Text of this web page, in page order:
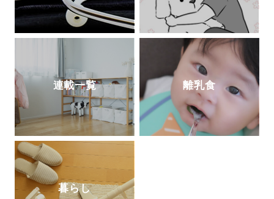
連載一覧 離乳食
暮らし